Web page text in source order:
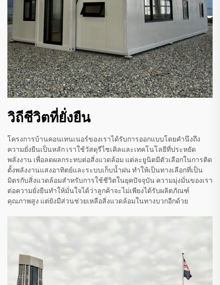
วิถีชีวิตที่ยั่งยืน
โครงการบ้านคอนเทนเนอร์ของเราได้รับการออกแบบโดยคำนึงถึง
ความยั่งยืนเป็นหลัก เราใช้วัสดุรีไซเคิลและเทคโนโลยีที่ประหยัด
พลังงาน เพื่อลดผลกระทบต่อสิ่งแวดล้อม แต่ละยูนิตมีตัวเลือกในการติด
ตั้งพลังงานแสงอาทิตย์และระบบเก็บน้ำฝน ทำให้เป็นทางเลือกที่เป็น
มิตรกับสิ่งแวดล้อมสำหรับการใช้ชีวิตในยุคปัจจุบัน ความมุ่งมั่นของเรา
ต่อความยั่งยืนทำให้มั่นใจได้ว่าลูกค้าจะไม่เพียงได้รับผลิตภัณฑ์
คุณภาพสูง แต่ยังมีส่วนช่วยเหลือสิ่งแวดล้อมในทางบวกอีกด้วย